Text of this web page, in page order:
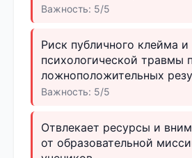
Важность: 5/5
Риск публичного клейма и
психологической травмы
ложноположительных
Важность: 5/5
Отвлекает ресурсы и
от образовательной